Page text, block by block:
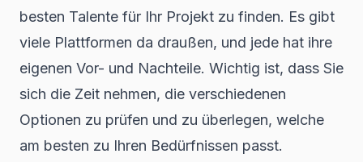
besten Talente für Ihr Projekt zu finden. Es gibt
viele Plattformen da draußen, und jede hat ihre
eigenen Vor- und Nachteile. Wichtig ist, dass Sie
sich die Zeit nehmen, die verschiedenen
Optionen zu prüfen und zu überlegen, welche
am besten zu Ihren Bedürfnissen passt.